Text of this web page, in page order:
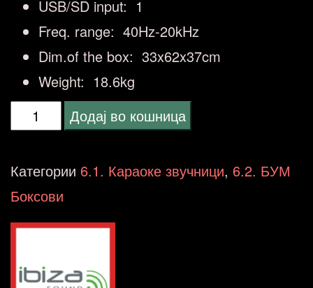
USB/SD input: 1
Freq. range: 40Hz-20kHz
Dim.of the box: 33x62x37cm
Weight: 18.6kg
Ibiza
2075
DP-
Додај во кошница
Категории 6.1. Караоке звучници, 6.2. БУМ
Боксови